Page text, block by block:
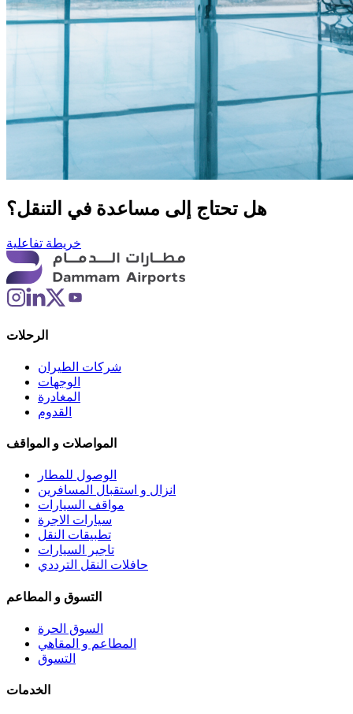
هل تحتاج إلى مساعدة في التنقل؟
خريطة تفاعلية
الرحلات
شركات الطيران
الوجهات
المغادرة
القدوم
المواصلات و المواقف
الوصول للمطار
انزال و استقبال المسافرين
مواقف السيارات
سيارات الاجرة
تطبيقات النقل
تاجير السيارات
حافلات النقل الترددي
التسوق و المطاعم
السوق الحرة
المطاعم و المقاهي
التسوق
الخدمات